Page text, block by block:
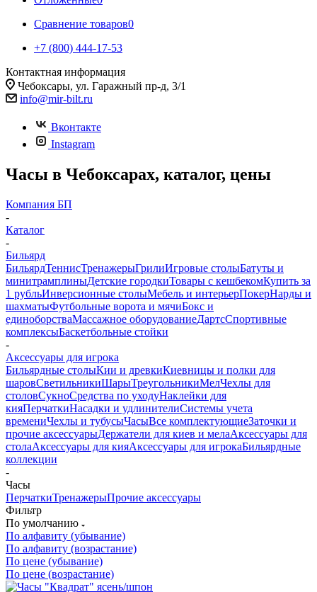
Сравнение товаров0
+7 (800) 444-17-53
Контактная информация
Чебоксары, ул. Гаражный пр-д, 3/1
info@mir-bilt.ru
Вконтакте
Instagram
Часы в Чебоксарах, каталог, цены
Компания БП
-
Каталог
-
Бильярд
БильярдТеннисТренажерыГрилиИгровые столыБатуты и
минитрамплиныДетские городкиТовары с кешбекомКупить за
1 рубльИнверсионные столыМебель и интерьерПокерНарды и
шахматыФутбольные ворота и мячиБокс и
единоборстваМассажное оборудованиеДартсСпортивные
комплексыБаскетбольные стойки
-
Аксессуары для игрока
Бильярдные столыКии и древкиКиевницы и полки для
шаровСветильникиШарыТреугольникиМелЧехлы для
столовСукноСредства по уходуНаклейки для
кияПерчаткиНасадки и удлинителиСистемы учета
времениЧехлы и тубусыЧасыВсе комплектующиеЗаточки и
прочие аксессуарыДержатели для киев и мелаАксессуары для
столаАксессуары для кияАксессуары для игрокаБильярдные
коллекции
-
Часы
ПерчаткиТренажерыПрочие аксессуары
Фильтр
По умолчанию
По алфавиту (убывание)
По алфавиту (возрастание)
По цене (убывание)
По цене (возрастание)